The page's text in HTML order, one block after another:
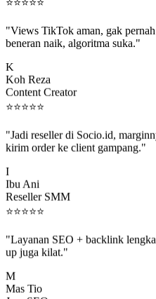
beneran naik, algoritma suka."
Koh Reza
Content Creator
⭐⭐⭐⭐⭐
kirim order ke client gampang."
Ibu Ani
Reseller SMM
⭐⭐⭐⭐⭐
up juga kilat."
Mas Tio
Jasa SEO